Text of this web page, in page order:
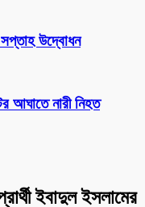
সপ্তাহ উদ্বোধন
আঘাতে নারী নিহত
ইবাদুল ইসলামের